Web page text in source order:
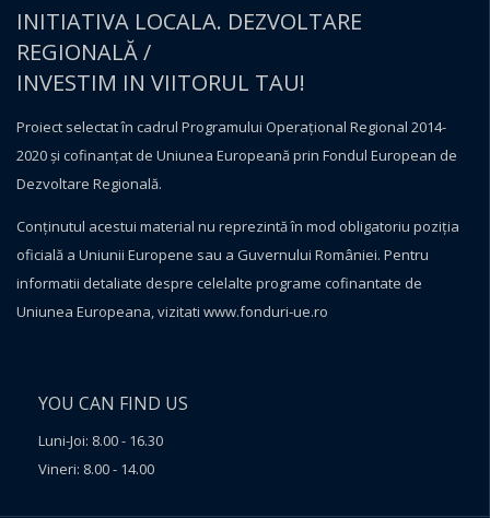
INITIATIVA LOCALA. DEZVOLTARE
REGIONALĂ /
INVESTIM IN VIITORUL TAU!
Proiect selectat în cadrul Programului Operațional Regional 2014-
2020 și cofinanțat de Uniunea Europeană prin Fondul European de
Dezvoltare Regională.
Conţinutul acestui material nu reprezintă în mod obligatoriu poziţia
oficială a Uniunii Europene sau a Guvernului României. Pentru
informatii detaliate despre celelalte programe cofinantate de
Uniunea Europeana, vizitati www.fonduri-ue.ro
YOU CAN FIND US
Luni-Joi: 8.00 - 16.30
Vineri: 8.00 - 14.00